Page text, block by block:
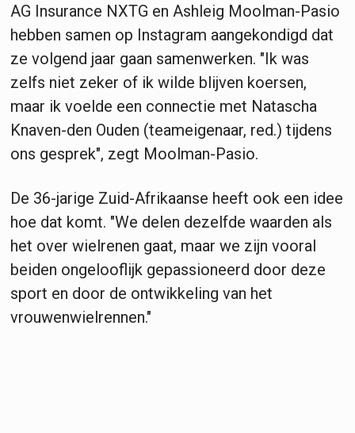
AG Insurance NXTG en Ashleig Moolman-Pasio
hebben samen op Instagram aangekondigd dat
ze volgend jaar gaan samenwerken. "Ik was
zelfs niet zeker of ik wilde blijven koersen,
maar ik voelde een connectie met Natascha
Knaven-den Ouden (teameigenaar, red.) tijdens
ons gesprek", zegt Moolman-Pasio.
De 36-jarige Zuid-Afrikaanse heeft ook een idee
hoe dat komt. "We delen dezelfde waarden als
het over wielrenen gaat, maar we zijn vooral
beiden ongelooflijk gepassioneerd door deze
sport en door de ontwikkeling van het
vrouwenwielrennen."